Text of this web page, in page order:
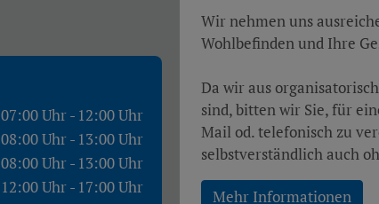
07:00 Uhr - 12:00 Uhr
08:00 Uhr - 13:00 Uhr
08:00 Uhr - 13:00 Uhr
12:00 Uhr - 17:00 Uhr
Wir nehmen uns
Wohlbefinden und Ihre
Da wir aus
sind, bitten wir Sie, für
Mail od. telefonisch zu
selbstverständlich auch
Mehr Informationen